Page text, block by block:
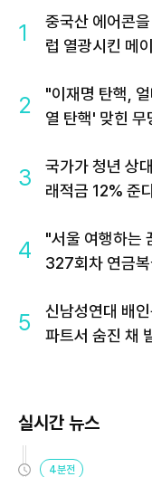
1
중국산 에어콘
럽 열광시킨 메
2
"이재명 탄핵,
열 탄핵' 맞힌
3
국가가 청년 상
래적금 12% 준
4
"서울 여행하는
327회차 연금
5
신남성연대 배
파트서 숨진 채
실시간 뉴스
4분전